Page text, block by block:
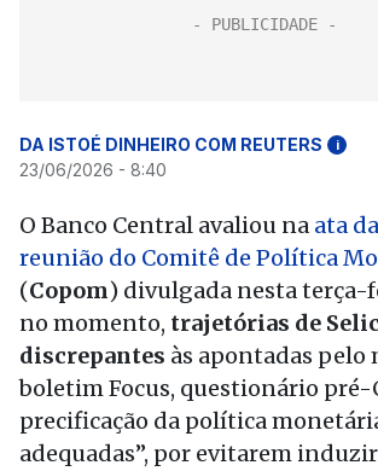
DA ISTOÉ DINHEIRO COM REUTERS i
23/06/2026 - 8:40
O Banco Central avaliou na ata
reunião do Comitê de Política
(Copom) divulgada nesta terça-
no momento, trajetórias de
discrepantes às apontadas pelo
boletim Focus, questionário pré-
precificação da política
adequadas”, por evitarem